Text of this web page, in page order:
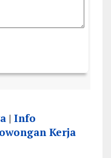
|Info
Kerja